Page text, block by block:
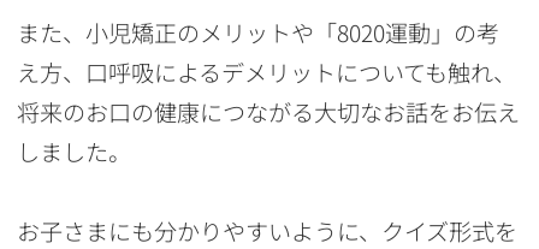
また、小児矯正のメリットや「8020運動」の考
え方、口呼吸によるデメリットについても触れ、
将来のお口の健康につながる大切なお話をお伝え
しました。
お子さまにも分かりやすいように、クイズ形式を